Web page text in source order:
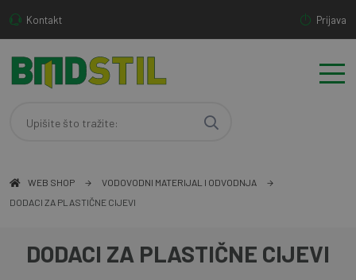
Kontakt Prijava
WEB SHOP
VODOVODNI MATERIJAL I ODVODNJA
DODACI ZA PLASTIČNE CIJEVI
DODACI ZA PLASTIČNE CIJEVI